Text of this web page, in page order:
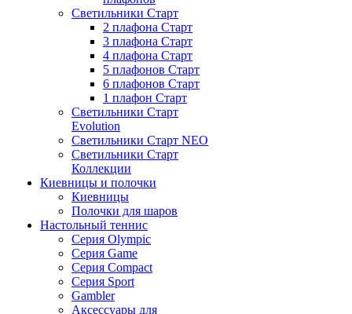
Светильники Старт
2 плафона Старт
3 плафона Старт
4 плафона Старт
5 плафонов Старт
6 плафонов Старт
1 плафон Старт
Светильники Старт
Evolution
Светильники Старт NEO
Светильники Старт
Коллекции
Киевницы и полочки
Киевницы
Полочки для шаров
Настольный теннис
Серия Olympic
Серия Game
Серия Compact
Серия Sport
Gambler
Аксессуары для